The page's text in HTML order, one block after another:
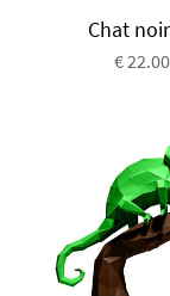
Chat
€ 22.00